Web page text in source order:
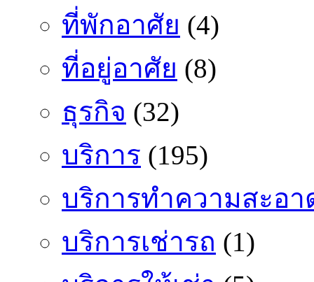
ที่พักอาศัย (4)
ที่อยู่อาศัย (8)
ธุรกิจ (32)
บริการ (195)
บริการทำความสะอา
บริการเช่ารถ (1)